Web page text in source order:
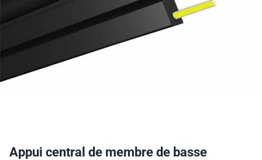
Appui central de membre de basse